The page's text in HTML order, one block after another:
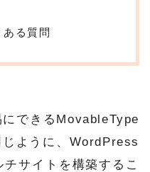
る質問
できるMovableType
じように、WordPress
チサイトを構築するこ